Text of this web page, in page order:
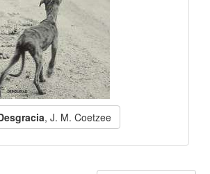
, J. M. Coetzee